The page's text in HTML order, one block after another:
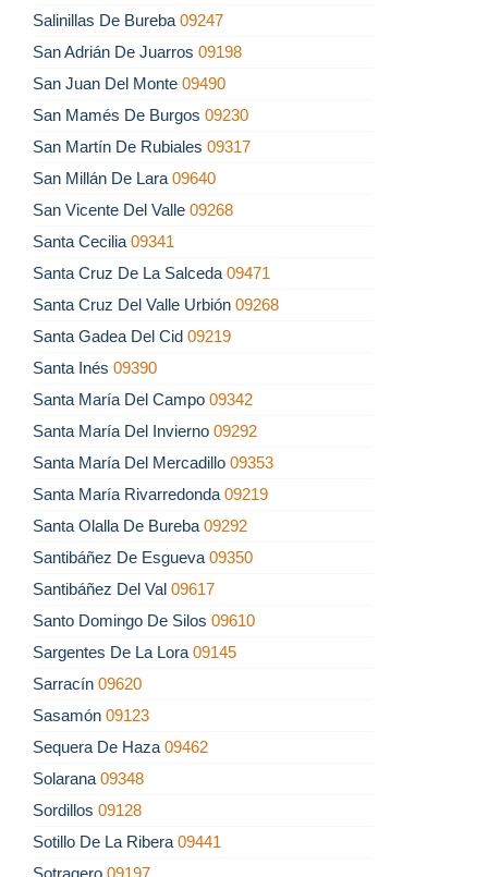
Salinillas De Bureba 09247
San Adrián De Juarros 09198
San Juan Del Monte 09490
San Mamés De Burgos 09230
San Martín De Rubiales 09317
San Millán De Lara 09640
San Vicente Del Valle 09268
Santa Cecilia 09341
Santa Cruz De La Salceda 09471
Santa Cruz Del Valle Urbión 09268
Santa Gadea Del Cid 09219
Santa Inés 09390
Santa María Del Campo 09342
Santa María Del Invierno 09292
Santa María Del Mercadillo 09353
Santa María Rivarredonda 09219
Santa Olalla De Bureba 09292
Santibáñez De Esgueva 09350
Santibáñez Del Val 09617
Santo Domingo De Silos 09610
Sargentes De La Lora 09145
Sarracín 09620
Sasamón 09123
Sequera De Haza 09462
Solarana 09348
Sordillos 09128
Sotillo De La Ribera 09441